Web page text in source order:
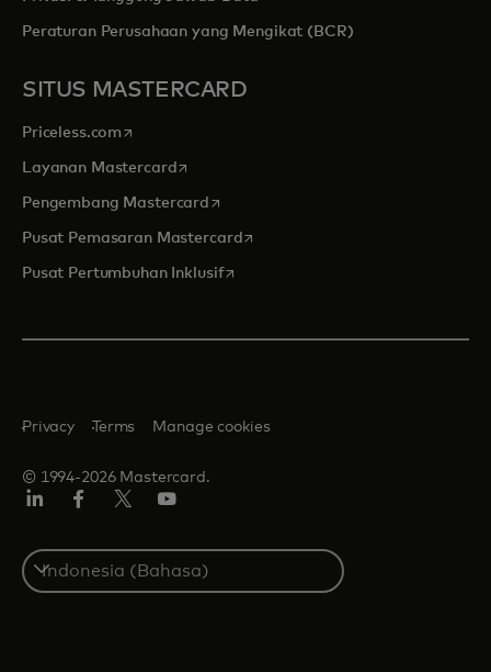
Peraturan Perusahaan yang Mengikat (BCR)
SITUS MASTERCARD
Priceless.com opens in a new tab
Layanan Mastercardopens in a new tab
Pengembang Mastercard opens in a new tab
Pusat Pemasaran Mastercardopens in a new tab
Pusat Pertumbuhan Inklusifopens in a new tab
© 1994-2026 Mastercard.
Privacy Terms Manage cookies
Select
a
country